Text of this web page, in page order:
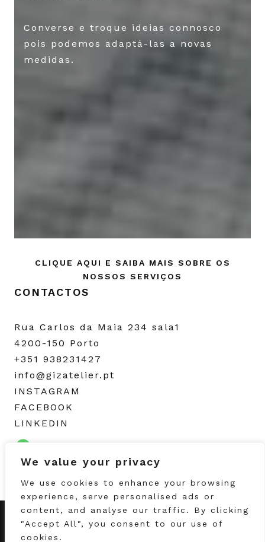
We value your privacy
We use cookies to enhance your browsing
experience, serve personalised ads or
content, and analyse our traffic. By clicking
"Accept All", you consent to our use of
cookies.
Converse e troque ideias connosco
pois podemos adaptá-las a novas
medidas.
CLIQUE AQUI E SAIBA MAIS SOBRE OS
NOSSOS SERVIÇOS
CONTACTOS
Rua Carlos da Maia 234 sala1
4200-150 Porto
+351 938231427
info@gizatelier.pt
INSTAGRAM
FACEBOOK
LINKEDIN
info@gizatelier.pt